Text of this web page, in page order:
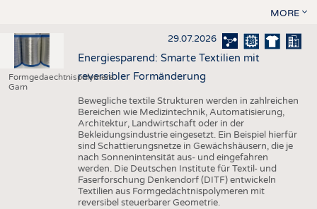
MORE
Formgedaechtnispolymere
Garn
29.07.2026
Energiesparend: Smarte Textilien mit
reversibler Formänderung
Bewegliche textile Strukturen werden in zahlreichen
Bereichen wie Medizintechnik, Automatisierung,
Architektur, Landwirtschaft oder in der
Bekleidungsindustrie eingesetzt. Ein Beispiel hierfür
sind Schattierungsnetze in Gewächshäusern, die je
nach Sonnenintensität aus- und eingefahren
werden. Die Deutschen Institute für Textil- und
Faserforschung Denkendorf (DITF) entwickeln
Textilien aus Formgedächtnispolymeren mit
reversibel steuerbarer Geometrie.